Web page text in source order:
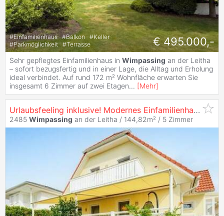
#Einfamilienhaus #Balkon #Keller
#Parkmöglichkeit #Terrasse € 495.000,-
Sehr gepflegtes Einfamilienhaus in Wimpassing an der Leitha
– sofort bezugsfertig und in einer Lage, die Alltag und Erholung
ideal verbindet. Auf rund 172 m² Wohnfläche erwarten Sie
insgesamt 6 Zimmer auf zwei Etagen... [Mehr]
Urlaubsfeeling inklusive! Modernes Einfamilienhaus mit Balkon, Terrasse und Garten in Gated Community mit idyllischem Badesee
2485 Wimpassing an der Leitha / 144,82m² / 5 Zimmer